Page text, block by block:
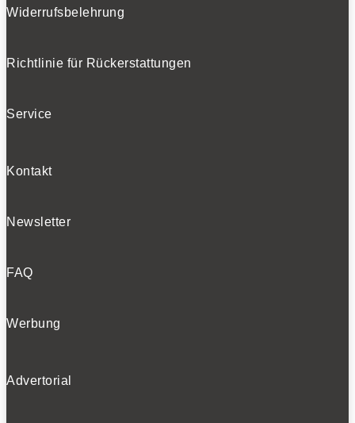
Widerrufsbelehrung
Richtlinie für Rückerstattungen
Service
Kontakt
Newsletter
FAQ
Werbung
Advertorial